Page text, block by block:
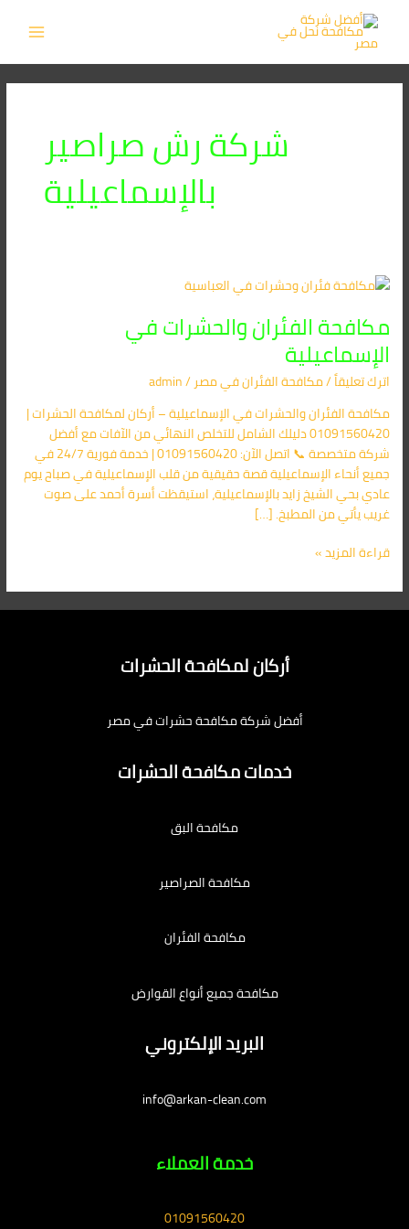
المحتوى
شركة رش صراصير
بالإسماعيلية
مكافحة الفئران والحشرات في
الإسماعيلية
اترك تعليقاً/مكافحة الفئران​ في مصر/
admin
مكافحة الفئران والحشرات في الإسماعيلية – أركان لمكافحة الحشرات |
01091560420 دليلك الشامل للتخلص النهائي من الآفات مع أفضل
شركة متخصصة 📞 اتصل الآن: 01091560420 | خدمة فورية 24/7 في
جميع أنحاء الإسماعيلية قصة حقيقية من قلب الإسماعيلية في صباح يوم
عادي بحي الشيخ زايد بالإسماعيلية، استيقظت أسرة أحمد على صوت
غريب يأتي من المطبخ. […]
مكافحة
والحشرات
في
الإسماعيلية
قراءة المزيد »
أركان لمكافحة الحشرات
أفضل شركة مكافحة حشرات في مصر
خدمات مكافحة الحشرات
مكافحة البق
مكافحة الصراصير
مكافحة الفئران
مكافحة جميع أنواع القوارض
البريد الإلكتروني
info@arkan-clean.com
خدمة العملاء
01091560420